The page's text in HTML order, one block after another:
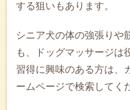
する狙いもあります。
シニア犬の体の強張りや
も、ドッグマッサージは
習得に興味のある方は、
ームページで検索してく